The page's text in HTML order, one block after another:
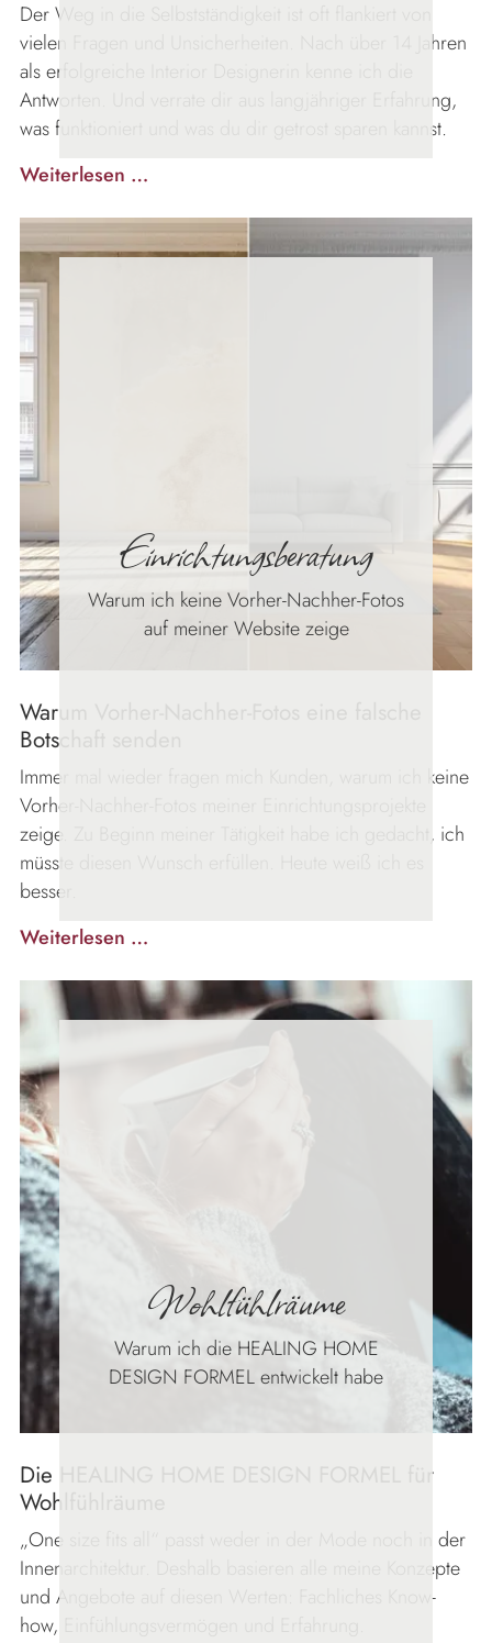
Der Weg in die Selbstständigkeit ist oft flankiert von
vielen Fragen und Unsicherheiten. Nach über 14 Jahren
als erfolgreiche Interior Designerin kenne ich die
Antworten. Und verrate dir aus langjähriger Erfahrung,
was funktioniert und was du dir getrost sparen kannst.
Weiterlesen …
Business
starten
Einrichtungsberatung
Warum ich keine Vorher-Nachher-Fotos
auf meiner Website zeige
Warum Vorher-Nachher-Fotos eine falsche
Botschaft senden
Immer mal wieder fragen mich Kunden, warum ich keine
Vorher-Nachher-Fotos meiner Einrichtungsprojekte
zeige. Zu Beginn meiner Tätigkeit habe ich gedacht, ich
müsste diesen Wunsch erfüllen. Heute weiß ich es
besser.
Weiterlesen …
Wohlfühlräume
Warum ich die HEALING HOME
DESIGN FORMEL entwickelt habe
Die HEALING HOME DESIGN FORMEL für
Wohlfühlräume
„One size fits all“ passt weder in der Mode noch in der
Innenarchitektur. Deshalb basieren alle meine Konzepte
und Angebote auf diesen Werten: Fachliches Know-
how, Einfühlungsvermögen und Erfahrung.